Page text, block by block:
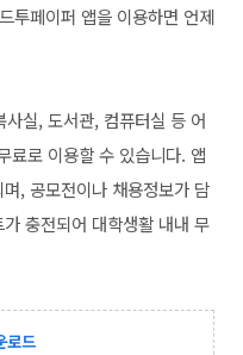
투페이퍼 앱을 이용하면 언제
실, 도서관, 컴퓨터실 등 어
료로 이용할 수 있습니다. 앱
, 공모전이나 채용정보가 담
충전되어 대학생활 내내 무
로드